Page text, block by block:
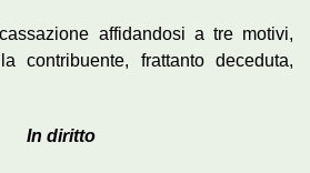
affidandosi a tre motivi,
contribuente, frattanto deceduta,
In diritto